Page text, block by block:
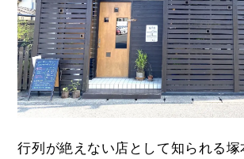
行列が絶えない店として知られる